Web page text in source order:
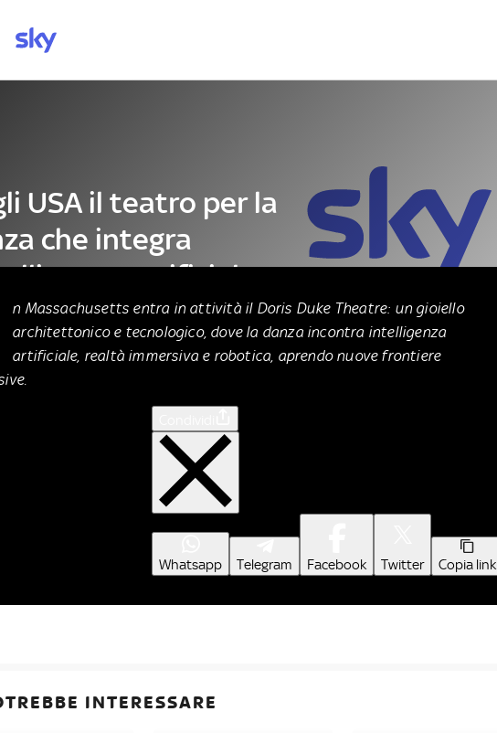
USA il teatro per la
che integra
artificiale
E TEATRO 24 Agosto 2025
n Massachusetts entra in attività il Doris Duke Theatre: un gioiello
architettonico e tecnologico, dove la danza incontra intelligenza
artificiale, realtà immersiva e robotica, aprendo nuove frontiere
Whatsapp Telegram Facebook Twitter Copia link
INTERESSARE